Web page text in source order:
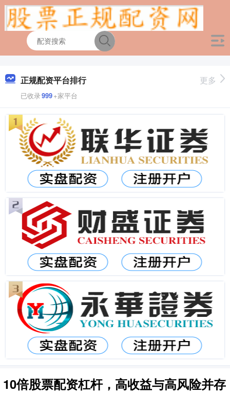
正规配资平台排行
已收录999+家平台
更多
10倍股票配资杠杆，高收益与高风险并存